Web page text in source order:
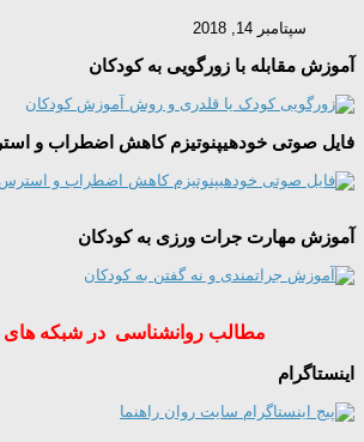
سپتامبر 14, 2018
آموزش مقابله با زورگویی به کودکان
فایل صوتی خودهیپنوتیزم کاهش اضطراب و
آموزش مهارت جرات ورزی به کودکان
مطالب روانشناسی در شبکه های
اینستاگرام